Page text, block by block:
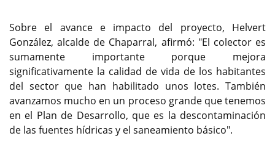
Sobre el avance e impacto del proyecto, Helvert
González, alcalde de Chaparral, afirmó: "El colector es
sumamente importante porque mejora
significativamente la calidad de vida de los habitantes
del sector que han habilitado unos lotes. También
avanzamos mucho en un proceso grande que tenemos
en el Plan de Desarrollo, que es la descontaminación
de las fuentes hídricas y el saneamiento básico".